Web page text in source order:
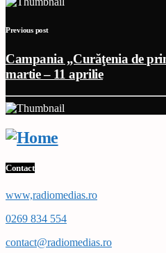
Previous post
Campania „Curăţenia de
martie – 11 aprilie
Contact
www,radiomedias.ro
0269 834 554
contact@radiomedias.ro